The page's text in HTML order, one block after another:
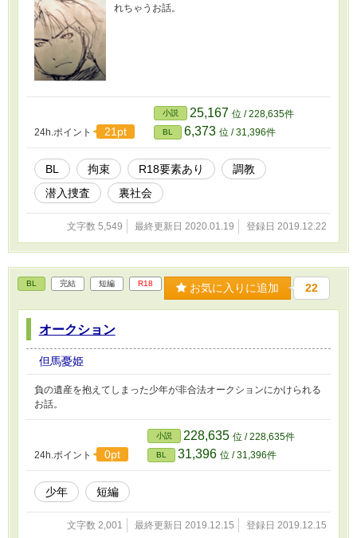
れちゃうお話。
24h.ポイント 21pt
小説 25,167 位 / 228,635件
BL 6,373 位 / 31,396件
BL 拘束 R18要素あり
調教
潜入捜査
裏社会
文字数 5,549 最終更新日 2020.01.19 登録日 2019.12.22
BL 完結 短編 R18 お気に入りに追加 22
オークション
但馬憂姫
負の遺産を抱えてしまった少年が非合法オークションにかけられる
お話。
24h.ポイント 0pt
小説 228,635 位 / 228,635件
BL 31,396 位 / 31,396件
少年 短編
文字数 2,001 最終更新日 2019.12.15 登録日 2019.12.15